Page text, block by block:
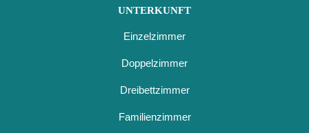
UNTERKUNFT
Einzelzimmer
Doppelzimmer
Dreibettzimmer
Familienzimmer